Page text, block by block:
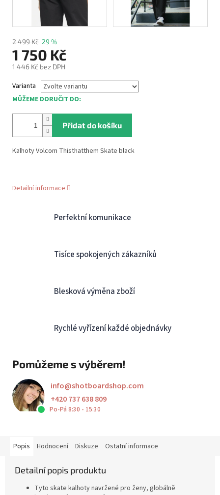
2 499 Kč 29 %
1 750 Kč
1 446 Kč bez DPH
cena:
Varianta
MŮŽEME DORUČIT DO:
Přidat do košíku
Kalhoty Volcom Thisthatthem Skate black
Detailní informace
Perfektní komunikace
Tisíce spokojených zákazníků
Blesková výměna zboží
Rychlé vyřízení každé objednávky
Pomůžeme s výběrem!
info@shotboardshop.com
+420 737 638 809
Po-Pá 8:30 - 15:30
Popis Hodnocení Diskuze Ostatní informace
Detailní popis produktu
Tyto skate kalhoty navržené pro ženy, globálně